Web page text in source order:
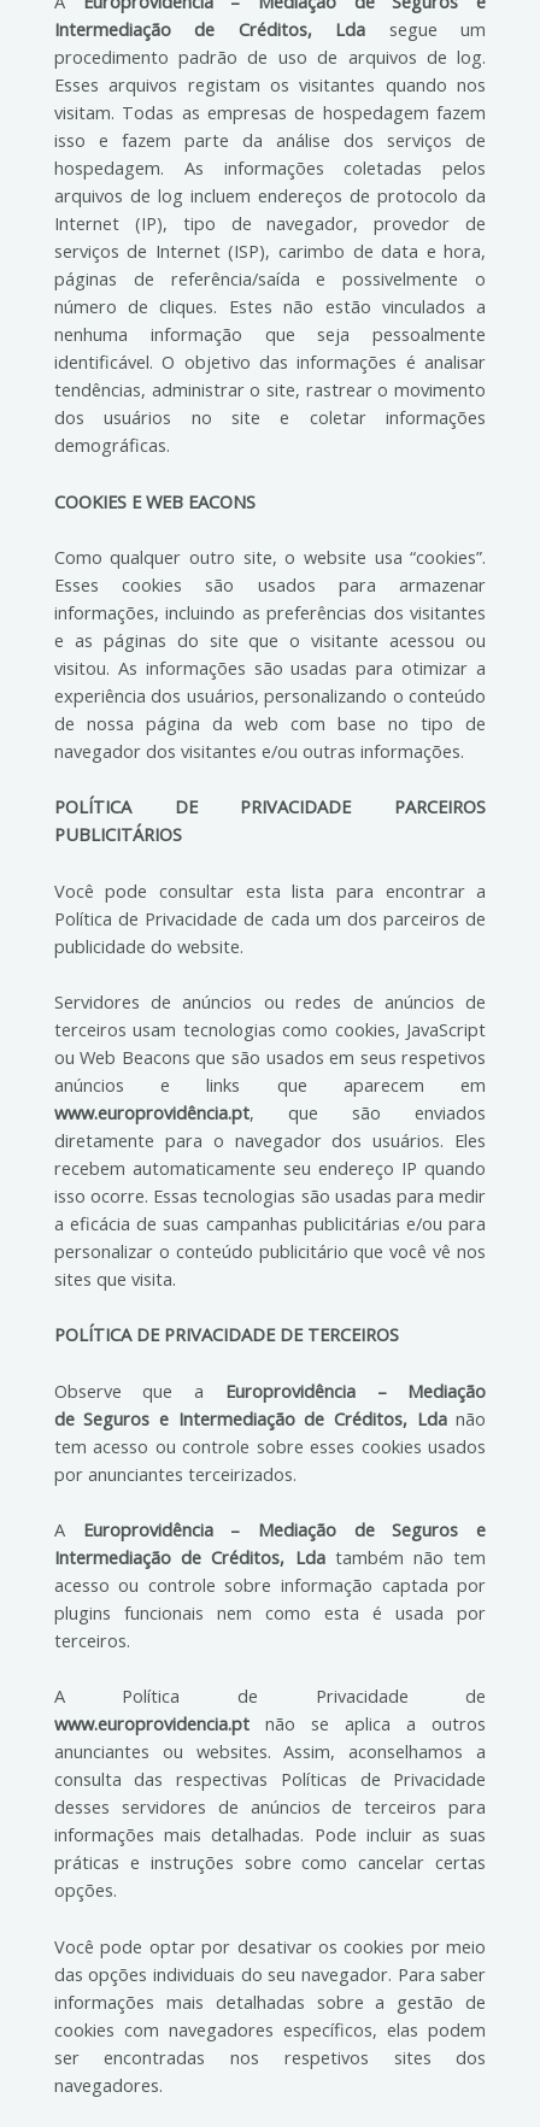
Intermediação de Créditos, Lda segue um
procedimento padrão de uso de arquivos de log.
Esses arquivos registam os visitantes quando nos
visitam. Todas as empresas de hospedagem fazem
isso e fazem parte da análise dos serviços de
hospedagem. As informações coletadas pelos
arquivos de log incluem endereços de protocolo da
Internet (IP), tipo de navegador, provedor de
serviços de Internet (ISP), carimbo de data e hora,
páginas de referência/saída e possivelmente o
número de cliques. Estes não estão vinculados a
nenhuma informação que seja pessoalmente
identificável. O objetivo das informações é analisar
tendências, administrar o site, rastrear o movimento
dos usuários no site e coletar informações
demográficas.
COOKIES E WEB EACONS
Como qualquer outro site, o website usa “cookies”.
Esses cookies são usados para armazenar
informações, incluindo as preferências dos visitantes
e as páginas do site que o visitante acessou ou
visitou. As informações são usadas para otimizar a
experiência dos usuários, personalizando o conteúdo
de nossa página da web com base no tipo de
navegador dos visitantes e/ou outras informações.
POLÍTICA DE PRIVACIDADE PARCEIROS
PUBLICITÁRIOS
Você pode consultar esta lista para encontrar a
Política de Privacidade de cada um dos parceiros de
publicidade do website.
Servidores de anúncios ou redes de anúncios de
terceiros usam tecnologias como cookies, JavaScript
ou Web Beacons que são usados em seus respetivos
anúncios e links que aparecem em
www.europrovidência.pt, que são enviados
diretamente para o navegador dos usuários. Eles
recebem automaticamente seu endereço IP quando
isso ocorre. Essas tecnologias são usadas para medir
a eficácia de suas campanhas publicitárias e/ou para
personalizar o conteúdo publicitário que você vê nos
sites que visita.
POLÍTICA DE PRIVACIDADE DE TERCEIROS
Observe que a Europrovidência – Mediação
de Seguros e Intermediação de Créditos, Ldanão
tem acesso ou controle sobre esses cookies usados
por anunciantes terceirizados.
A Europrovidência – Mediação de Seguros e
Intermediação de Créditos, Lda também não tem
acesso ou controle sobre informação captada por
plugins funcionais nem como esta é usada por
terceiros.
A Política de Privacidade de
www.europrovidencia.ptnão se aplica a outros
anunciantes ou websites. Assim, aconselhamos a
consulta das respectivas Políticas de Privacidade
desses servidores de anúncios de terceiros para
informações mais detalhadas. Pode incluir as suas
práticas e instruções sobre como cancelar certas
opções.
Você pode optar por desativar os cookies por meio
das opções individuais do seu navegador. Para saber
informações mais detalhadas sobre a gestão de
cookies com navegadores específicos, elas podem
ser encontradas nos respetivos sites dos
navegadores.